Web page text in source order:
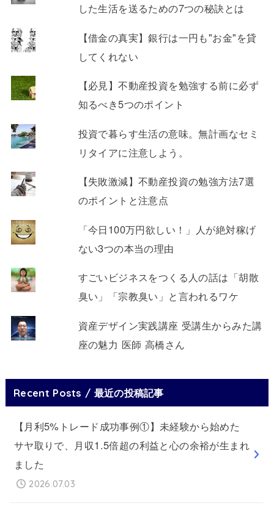
した生活を送るための7つの秘訣とは
【借金の真実】銀行は一円も"お金"を貸
してくれない
【必見】不動産投資を勉強する前に必ず
知るべき5つのポイント
投資で暮らす生活の意味。無計画なセミ
リタイアに注意しよう。
【失敗激減】不動産投資の勉強方法7選
のポイントと注意点
「今日100万円欲しい！」人が絶対稼げ
ない3つの本当の理由
すごいビジネスをつくる人の話は「胡散
臭い」「宗教臭い」と言われるワケ
資産デザイン実践講座 受講生からみた講
座の魅力 医師 高橋さん
Recent Posts / 最近の投稿記事
【月利5%トレード成功事例①】未経験から始めた
サヤ取りで、月収1.5倍超の利益と心の余裕が生まれ
ました
2026.07.03